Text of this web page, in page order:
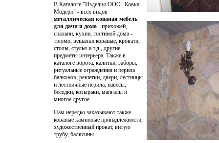
В Каталоге "Изделия ООО "Ковка
Модерн" - всех видов
металлическая кованая мебель
для дачи и дома - прихожей,
спальни, кухни, гостиной дома -
трюмо, вешалки кованые, кровати,
столы, стулья и т.д., другие
предметы интерьера. Также в
каталоге ворота, калитки, заборы,
ритуальные ограждения и перила
балконов, решетки, двери, лестницы
и лестничные перила, навесы,
беседки, козырьки, мангалы и
многое другое.
Нам нередко заказывают также
кованые каминные принадлежности,
художественный прокат, витую
трубу, балясины.